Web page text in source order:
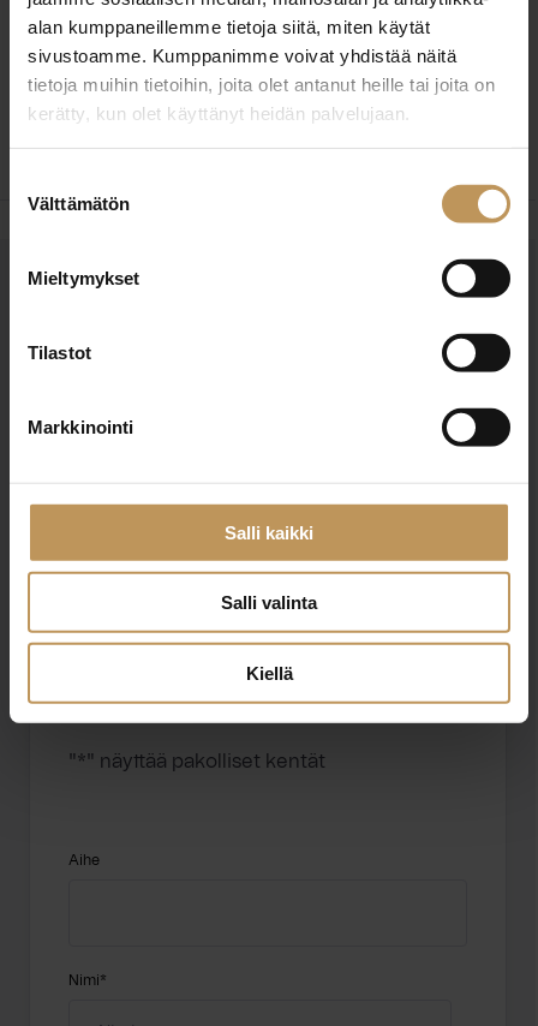
alan kumppaneillemme tietoja siitä, miten käytät
sivustoamme. Kumppanimme voivat yhdistää näitä
tietoja muihin tietoihin, joita olet antanut heille tai joita on
kerätty, kun olet käyttänyt heidän palvelujaan.
valinta
Välttämätön
Mieltymykset
Tilastot
Markkinointi
Salli kaikki
Salli valinta
Kiellä
Oletpa sitten myymässä, ostamassa tai vuokraamassa,
ota rohkeasti yhteyttä niin yritetään etsiä juuri sinun
tarpeisiisi parhain mahdollinen ratkaisu.
Elina Kastola
0503538101
"*" näyttää pakolliset kentät
Aihe
Nimi*